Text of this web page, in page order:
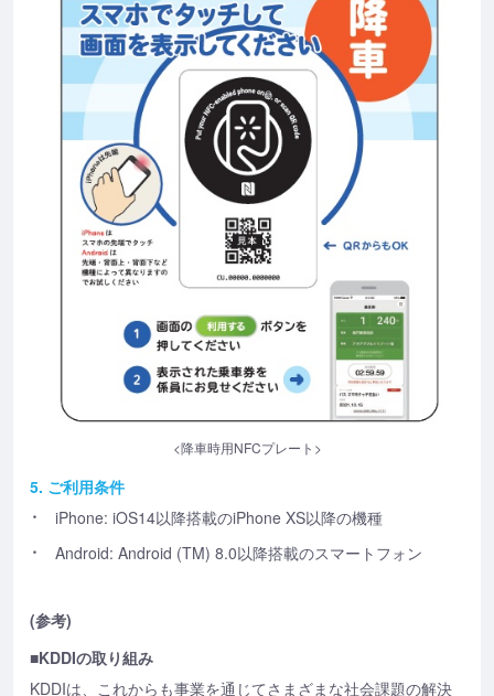
<降車時用NFCプレート>
5. ご利用条件
iPhone: iOS14以降搭載のiPhone XS以降の機種
Android: Android (TM) 8.0以降搭載のスマートフォン
(参考)
■KDDIの取り組み
KDDIは、これからも事業を通じてさまざまな社会課題の解決